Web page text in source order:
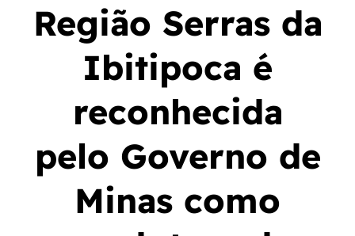
Região Serras da
Ibitipoca é
reconhecida
pelo Governo de
Minas como